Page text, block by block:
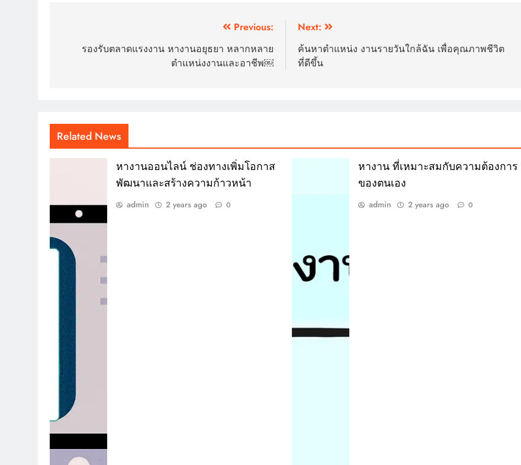
navigation
Previous:
รองรับตลาดแรงงาน หางานอยุธยา หลากหลาย
ตำแหน่งงานและอาชีพ￼
Next:
ค้นหาตำแหน่ง งานรายวันใกล้ฉัน เพื่อคุณภาพชีวิต
ที่ดีขึ้น
Related News
หางานออนไลน์ ช่องทางเพิ่มโอกาส
พัฒนาและสร้างความก้าวหน้า
admin 2 years ago 0
หางาน ที่เหมาะสมกับความต้องการ
ของตนเอง
admin 2 years ago 0